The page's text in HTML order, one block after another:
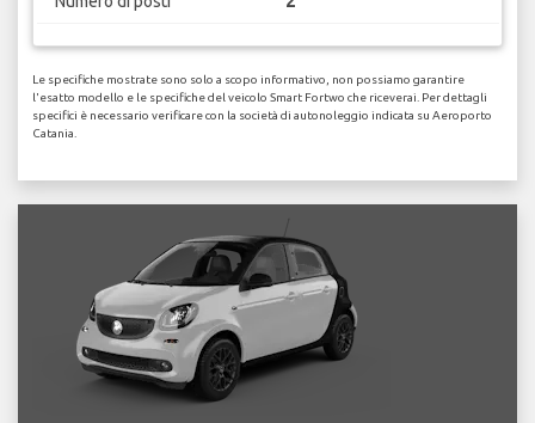
Le specifiche mostrate sono solo a scopo informativo, non possiamo garantire
l'esatto modello e le specifiche del veicolo Smart Fortwo che riceverai. Per dettagli
specifici è necessario verificare con la società di autonoleggio indicata su Aeroporto
Catania.